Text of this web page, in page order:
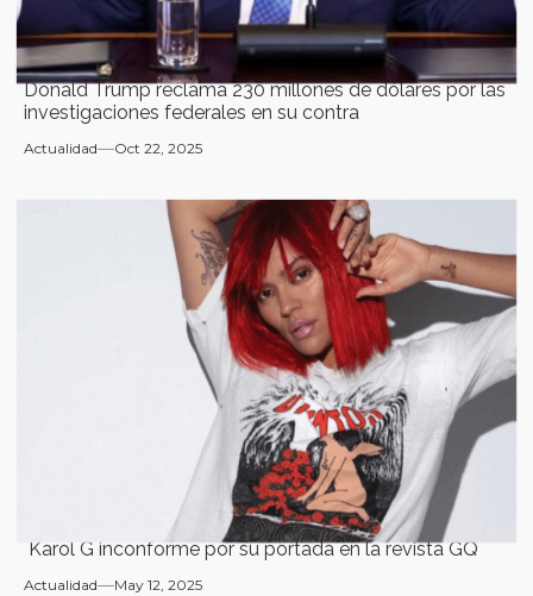
Donald Trump reclama 230 millones de dólares por las
investigaciones federales en su contra
Actualidad Oct 22, 2025
Karol G inconforme por su portada en la revista GQ
Actualidad May 12, 2025